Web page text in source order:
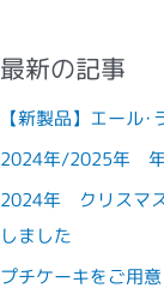
最新の記事
【新製品】エール･
2024年/2025年 年
2024年 クリスマ
しました
プチケーキをご用